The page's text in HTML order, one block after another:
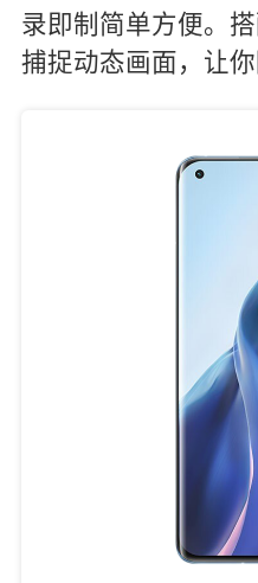
录即制简单方便。
捕捉动态画面，让